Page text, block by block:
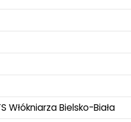
Włókniarza Bielsko-Biała